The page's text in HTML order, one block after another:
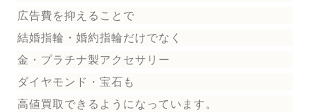
広告費を抑えることで
結婚指輪・婚約指輪だけでなく
金・プラチナ製アクセサリー
ダイヤモンド・宝石も
高値買取できるようになっています。